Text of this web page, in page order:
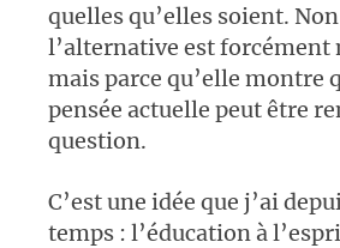
quelles qu’elles soient.
l’alternative est forcément
mais parce qu’elle montre
pensée actuelle peut être
question.
C’est une idée que j’ai
temps : l’éducation à